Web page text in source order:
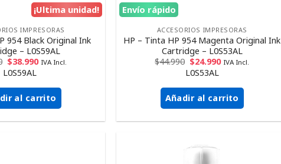
¡Ultima unidad!
IMPRESORAS
954 Black Original Ink
– L0S59AL
$38.990 IVA Incl.
L0S59AL
al carrito
Envío rápido
ACCESORIOS IMPRESORAS
HP – Tinta HP 954 Magenta Original Ink
Cartridge – L0S53AL
$44.990 $24.990 IVA Incl.
L0S53AL
Añadir al carrito